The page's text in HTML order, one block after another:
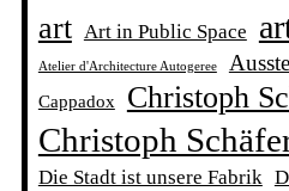
art Art in Public Space
Atelier d'Architecture Autogeree
Cappadox Christoph
Christoph
Die Stadt ist unsere Fabrik